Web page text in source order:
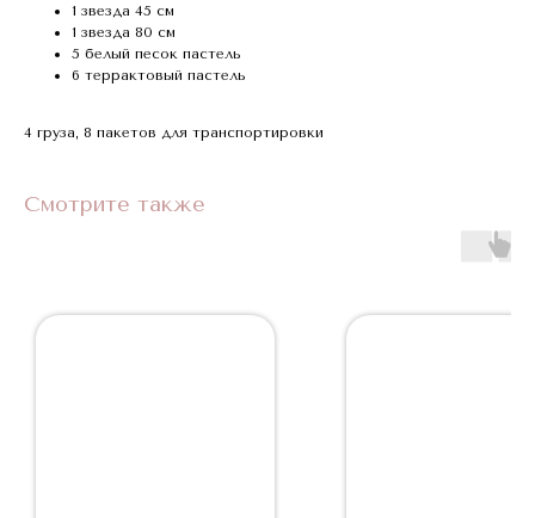
1 звезда 45 см
1 звезда 80 см
5 белый песок пастель
6 террактовый пастель
4 груза, 8 пакетов для транспортировки
Смотрите также